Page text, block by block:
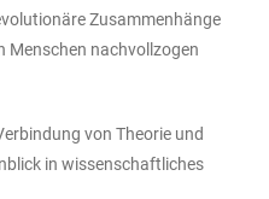
Zusammenhänge
Menschen nachvollzogen
von Theorie und
in wissenschaftliches